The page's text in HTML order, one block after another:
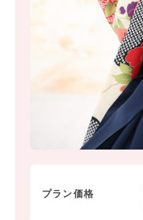
プラン価格